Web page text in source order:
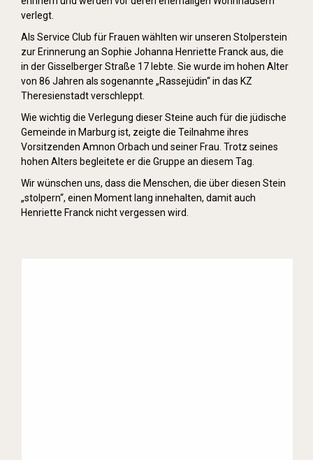
verlegt.
Als Service Club für Frauen wählten wir unseren Stolperstein
zur Erinnerung an Sophie Johanna Henriette Franck aus, die
in der Gisselberger Straße 17 lebte. Sie wurde im hohen Alter
von 86 Jahren als sogenannte „Rassejüdin“ in das KZ
Theresienstadt verschleppt.
Wie wichtig die Verlegung dieser Steine auch für die jüdische
Gemeinde in Marburg ist, zeigte die Teilnahme ihres
Vorsitzenden Amnon Orbach und seiner Frau. Trotz seines
hohen Alters begleitete er die Gruppe an diesem Tag.
Wir wünschen uns, dass die Menschen, die über diesen Stein
„stolpern“, einen Moment lang innehalten, damit auch
Henriette Franck nicht vergessen wird.